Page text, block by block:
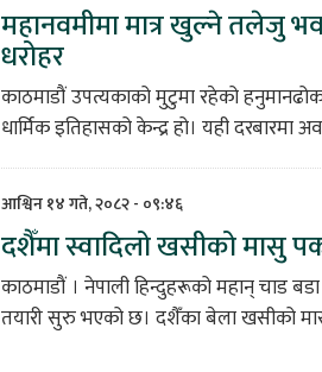
महानवमीमा मात्र खुल्ने तलेजु
धरोहर
काठमाडौं उपत्यकाको मुटुमा रहेको
धार्मिक इतिहासको केन्द्र हो। यही दरबारमा
आश्विन १४ गते, २०८२ - ०९:४६
दशैँमा स्वादिलो खसीको मासु
काठमाडौं । नेपाली हिन्दुहरूको महान् चाड
तयारी सुरु भएको छ। दशैँका बेला खसीको